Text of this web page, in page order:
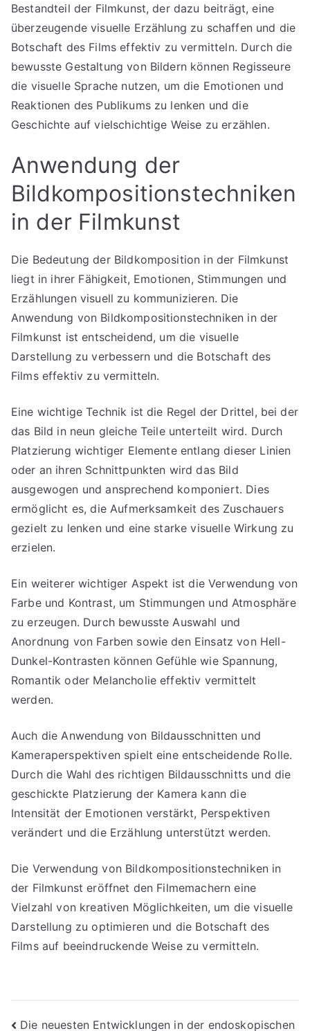
Bestandteil der Filmkunst, der dazu beiträgt, eine
überzeugende visuelle Erzählung zu schaffen und die
Botschaft des Films effektiv zu vermitteln. Durch die
bewusste Gestaltung von Bildern können Regisseure
die visuelle Sprache nutzen, um die Emotionen und
Reaktionen des Publikums zu lenken und die
Geschichte auf vielschichtige Weise zu erzählen.
Anwendung der
Bildkompositionstechniken
in der Filmkunst
Die Bedeutung der Bildkomposition in der Filmkunst
liegt in ihrer Fähigkeit, Emotionen, Stimmungen und
Erzählungen visuell zu kommunizieren. Die
Anwendung von Bildkompositionstechniken in der
Filmkunst ist entscheidend, um die visuelle
Darstellung zu verbessern und die Botschaft des
Films effektiv zu vermitteln.
Eine wichtige Technik ist die Regel der Drittel, bei der
das Bild in neun gleiche Teile unterteilt wird. Durch
Platzierung wichtiger Elemente entlang dieser Linien
oder an ihren Schnittpunkten wird das Bild
ausgewogen und ansprechend komponiert. Dies
ermöglicht es, die Aufmerksamkeit des Zuschauers
gezielt zu lenken und eine starke visuelle Wirkung zu
erzielen.
Ein weiterer wichtiger Aspekt ist die Verwendung von
Farbe und Kontrast, um Stimmungen und Atmosphäre
zu erzeugen. Durch bewusste Auswahl und
Anordnung von Farben sowie den Einsatz von Hell-
Dunkel-Kontrasten können Gefühle wie Spannung,
Romantik oder Melancholie effektiv vermittelt
werden.
Auch die Anwendung von Bildausschnitten und
Kameraperspektiven spielt eine entscheidende Rolle.
Durch die Wahl des richtigen Bildausschnitts und die
geschickte Platzierung der Kamera kann die
Intensität der Emotionen verstärkt, Perspektiven
verändert und die Erzählung unterstützt werden.
Die Verwendung von Bildkompositionstechniken in
der Filmkunst eröffnet den Filmemachern eine
Vielzahl von kreativen Möglichkeiten, um die visuelle
Darstellung zu optimieren und die Botschaft des
Films auf beeindruckende Weise zu vermitteln.
Die neuesten Entwicklungen in der endoskopischen